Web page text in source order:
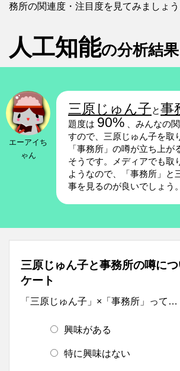
務所の関連度・注目度を見てみましょう
人工知能の分析結果
エーアイち
ゃん
三原じゅん子と事
題度は 90% 、みんなの
すので、三原じゅん子を取
「事務所」の噂が立ち上が
そうです。メディアでも取
ようなので、「事務所」と
事を見るのが良いでしょう。
三原じゅん子と事務所の噂に
ケート
「三原じゅん子」×「事務所」って…
興味がある
特に興味はない